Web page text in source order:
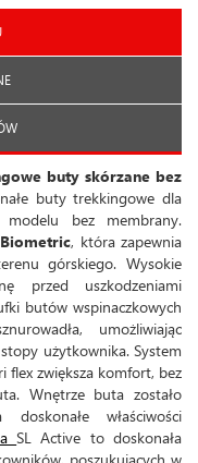
buty skórzane bez
buty trekkingowe dla
modelu bez membrany.
, która zapewnia
górskiego. Wysokie
przed uszkodzeniami
butów wspinaczkowych
umożliwiając
użytkownika. System
flex zwiększa komfort, bez
Wnętrze buta zostało
właściwości
SL Active to doskonała